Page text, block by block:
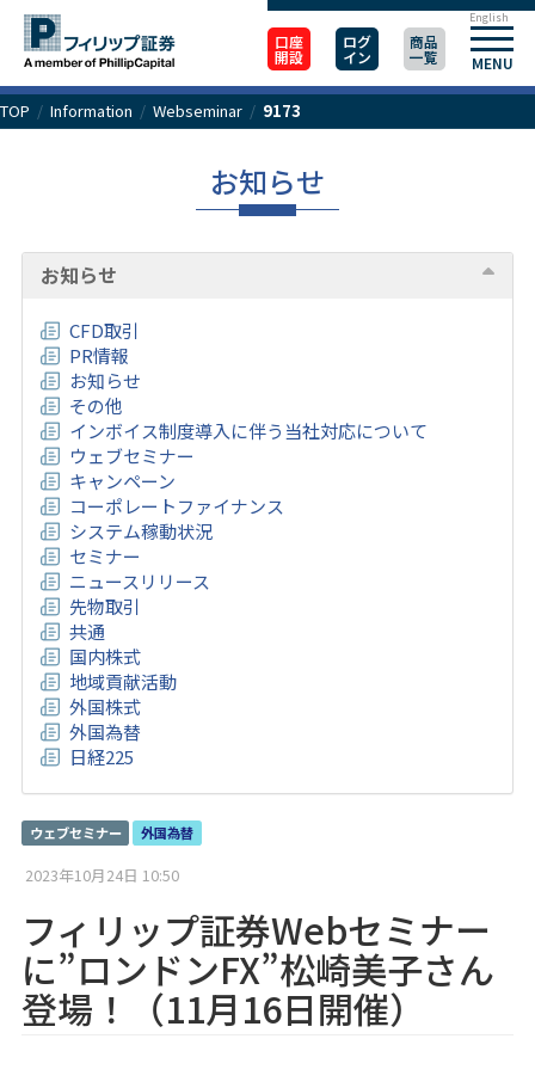
口座
開設
ログ
イン
商品
一覧 MENU
English
TOP / Information / Webseminar / 9173
お知らせ
お知らせ
CFD取引
PR情報
お知らせ
その他
インボイス制度導入に伴う当社対応について
ウェブセミナー
キャンペーン
コーポレートファイナンス
システム稼動状況
セミナー
ニュースリリース
先物取引
共通
国内株式
地域貢献活動
外国株式
外国為替
日経225
ウェブセミナー 外国為替
2023年10月24日 10:50
フィリップ証券Webセミナー
に”ロンドンFX”松崎美子さん
登場！（11月16日開催）